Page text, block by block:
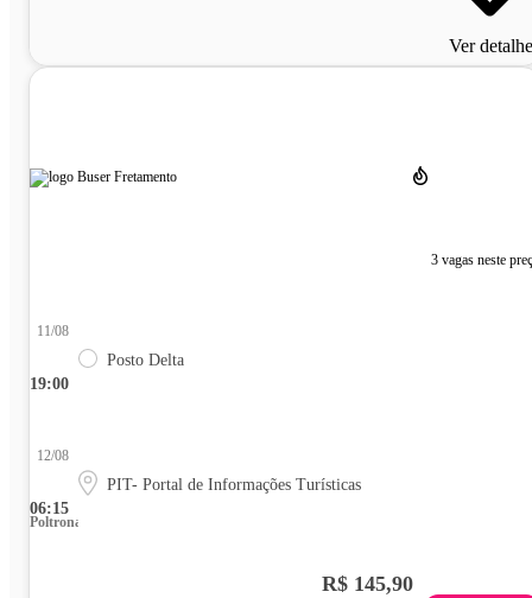
Ver
3 vagas neste
19:00
11/08
Posto Delta
06:15
12/08
PIT- Portal de Informações Turísticas
Poltrona
R$ 145,90